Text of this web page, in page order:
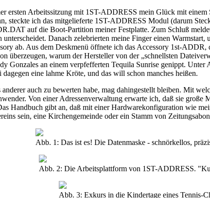
ersten Arbeitssitzung mit 1ST-ADDRESS mein Glück mit
steckte ich das mitgelieferte 1ST-ADDRESS Modul (darum
auf die Boot-Partition meiner Festplatte. Zum Schluß
Danach zelebrierten meine Finger einen
ab. Aus dem Deskmenü öffnete ich das Accessory 1st-
überzeugen, warum der Hersteller von der „schnellsten
Gonzales an einem verpfefferten Tequila Sunrise genippt.
eine lahme Kröte, und das will schon manches heißen.
auch zu bewerten habe, mag dahingestellt bleiben. Mit
Von einer Adressenverwaltung erwarte ich, daß sie große
Handbuch gibt an, daß mit einer Hardwarekonfiguration wie
sein, eine Kirchengemeinde oder ein Stamm von
Abb. 1: Das ist es! Die Datenmaske - schnörkellos,
Abb. 2: Die Arbeitsplattform von 1ST-ADDRESS.
Abb. 3: Exkurs in die Kindertage eines Tennis-